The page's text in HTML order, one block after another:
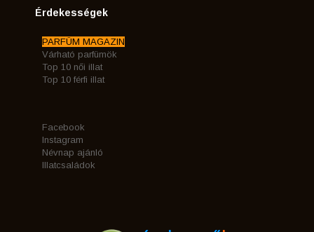
Érdekességek
PARFÜM MAGAZIN
Várható parfümök
Top 10 női illat
Top 10 férfi illat
Facebook
Instagram
Névnap ajánló
Illatcsaládok